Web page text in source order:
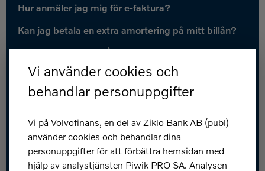
Hur anmäler jag mig för e-faktura?
Kan jag betala en extra amortering på mitt billån?
Fler frågor och svar
Kundservice
Kontakta oss
Snabblänkar
Vi använder cookies och
behandlar personuppgifter
Vi på Volvofinans, en del av Ziklo Bank AB (publ)
använder cookies och behandlar dina
personuppgifter för att förbättra hemsidan med
hjälp av analystjänsten Piwik PRO SA. Analysen